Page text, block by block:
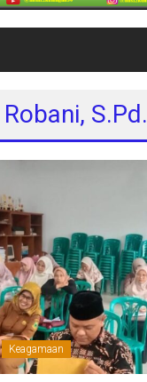
Robani, S.Pd.
Keagamaan